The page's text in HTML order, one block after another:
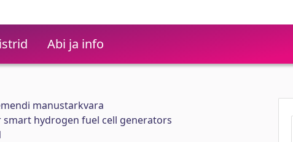
Abi ja info
manustarkvara
hydrogen fuel cell generators